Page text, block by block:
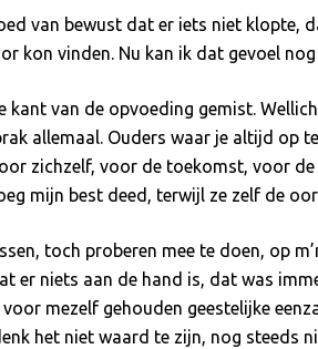
van bewust dat er iets niet
kon vinden. Nu kan ik dat gevoel
kant van de opvoeding gemist.
allemaal. Ouders waar je altijd op
zichzelf, voor de toekomst, voor
mijn best deed, terwijl ze zelf de
toch proberen mee te doen, op
er niets aan de hand is, dat was
voor mezelf gehouden geestelijke
het niet waard te zijn, nog steeds